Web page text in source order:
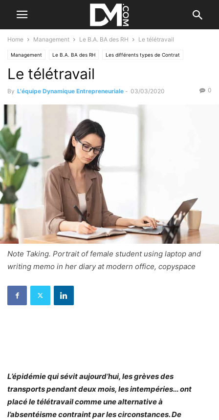
Home Management Le B.A. BA des RH Le télétravail
Management Le B.A. BA des RH Les différents types de Contrat
Le télétravail
By L'équipe Dynamique Entrepreneuriale - 03/03/2020 0
Note Taking. Portrait of female student using laptop and
writing memo in her diary at modern office, copyspace
L’épidémie qui sévit aujourd’hui, les grèves des
transports pendant deux mois, les intempéries… ont
placé le télétravail comme une alternative à
l’absentéisme contraint par les circonstances. De